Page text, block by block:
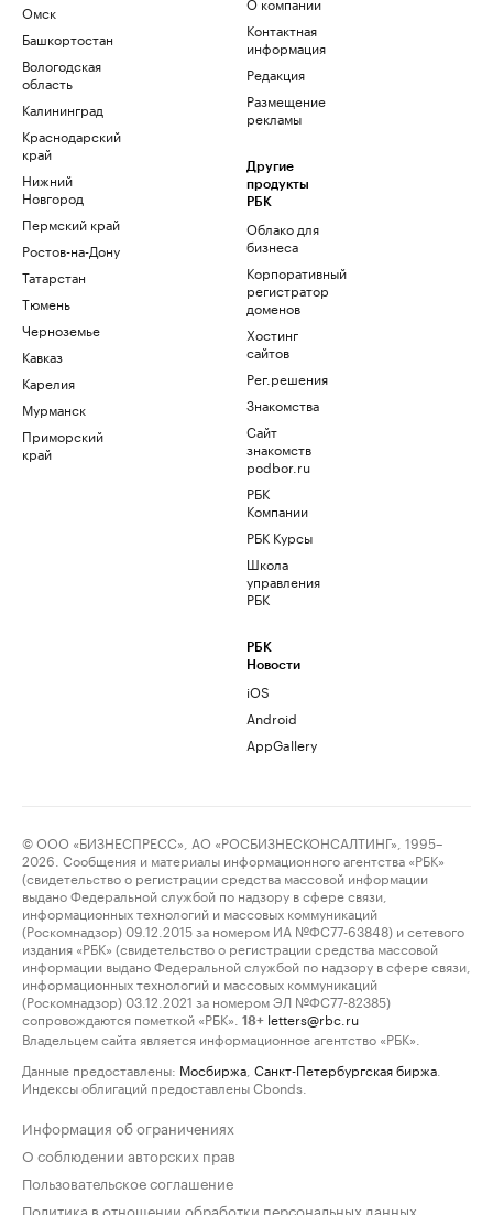
Омск
Башкортостан
Вологодская
область
Калининград
Краснодарский
край
Нижний
Новгород
Пермский край
Ростов-на-Дону
Татарстан
Тюмень
Черноземье
Кавказ
Карелия
Мурманск
Приморский
край
Контактная
информация
Редакция
Размещение
рекламы
Другие
продукты
РБК
Облако для
бизнеса
Корпоративный
регистратор
доменов
Хостинг
сайтов
Рег.решения
Знакомства
Сайт
знакомств
podbor.ru
РБК
Компании
РБК Курсы
Школа
управления
РБК
РБК
Новости
iOS
Android
AppGallery
© ООО «БИЗНЕСПРЕСС», АО «РОСБИЗНЕСКОНСАЛТИНГ», 1995–
2026. Сообщения и материалы информационного агентства «РБК»
(свидетельство о регистрации средства массовой информации
выдано Федеральной службой по надзору в сфере связи,
информационных технологий и массовых коммуникаций
(Роскомнадзор) 09.12.2015 за номером ИА №ФС77-63848) и сетевого
издания «РБК» (свидетельство о регистрации средства массовой
информации выдано Федеральной службой по надзору в сфере связи,
информационных технологий и массовых коммуникаций
(Роскомнадзор) 03.12.2021 за номером ЭЛ №ФС77-82385)
сопровождаются пометкой «РБК».
18+ letters@rbc.ru
Владельцем сайта является информационное агентство «РБК».
Данные предоставлены: Мосбиржа Санкт-Петербургская биржа
Индексы облигаций предоставлены Cbonds.
Информация об ограничениях
О соблюдении авторских прав
Пользовательское соглашение
Политика в отношении обработки персональных данных